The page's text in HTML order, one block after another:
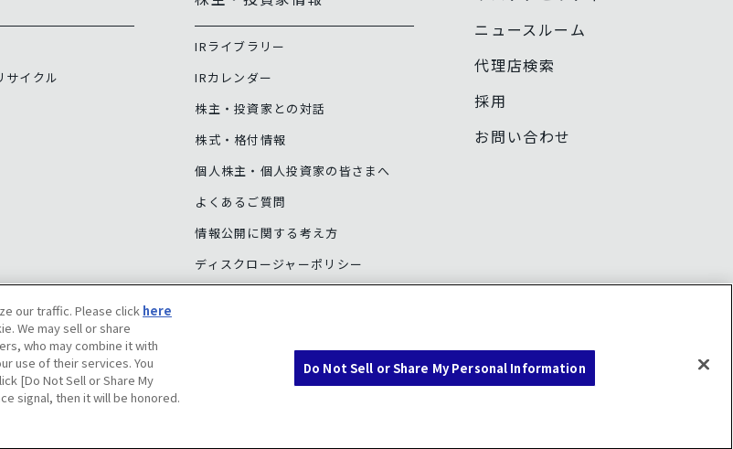
サイクル
ート
IRライブラリー
IRカレンダー
株主・投資家との対話
株式・格付情報
個人株主・個人投資家の皆さまへ
よくあるご質問
情報公開に関する考え方
ディスクロージャーポリシー
ニュースルーム
代理店検索
採用
お問い合わせ
our traffic. Please click here
We may sell or share
who may combine it with
use of their services. You
[Do Not Sell or Share My
signal, then it will be honored.
Do Not Sell or Share My Personal Information